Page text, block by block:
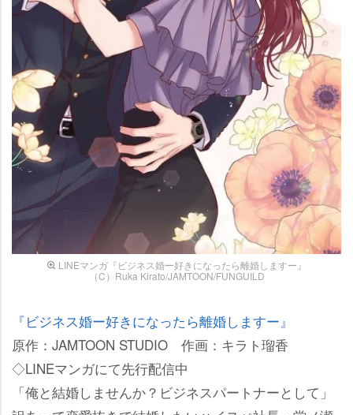
LINEマンガ『ビジネス婚ー好きになったら離婚しますー』
（C）Ruka Kirato/JAMTOON/FUNGUILD
『ビジネス婚ー好きになったら離婚しますー』
原作：JAMTOON STUDIO 作画：キラト瑠香
◇LINEマンガにて先行配信中
「俺と結婚しませんか？ビジネスパートナーとして」